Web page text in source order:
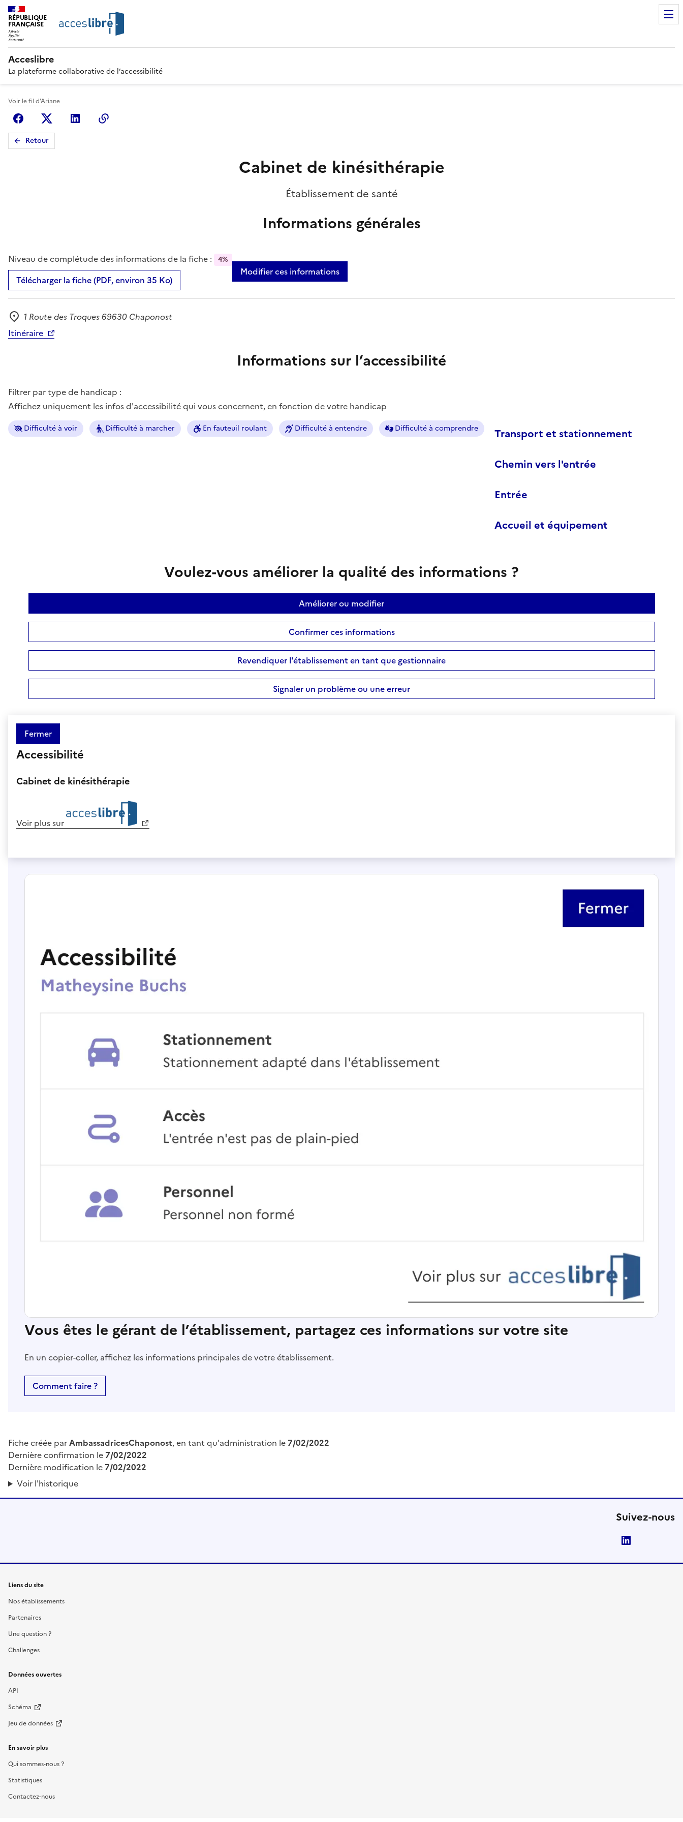
RÉPUBLIQUE
FRANÇAISE
Acceslibre
La plateforme collaborative de l’accessibilité
Voir le fil d'Ariane
FacebookX (anciennement Twitter)
Linkedin
Retour
Cabinet de kinésithérapie
Établissement de santé
Informations générales
Niveau de complétude des informations de la fiche : 4%
Télécharger la fiche (PDF, environ 35 Ko)
Modifier ces informations
Adresse
1 Route des Troques 69630 Chaponost
Itinéraire
Informations sur l’accessibilité
Filtrer par type de handicap :
Affichez uniquement les infos d'accessibilité qui vous concernent, en fonction de votre handicap
Difficulté à voir Difficulté à marcher En fauteuil roulant Difficulté à entendre Difficulté à comprendre
Transport et stationnement
Chemin vers l'entrée
Entrée
Accueil et équipement
Voulez-vous améliorer la qualité des informations ?
Améliorer ou modifier
Confirmer ces informations
Revendiquer l'établissement en tant que gestionnaire
Signaler un problème ou une erreur
Fermer
Accessibilité
Cabinet de kinésithérapie
Voir plus sur
Vous êtes le gérant de l’établissement, partagez ces informations sur votre site
En un copier-coller, affichez les informations principales de votre établissement.
Comment faire ?
Fiche créée parAmbassadricesChaponost, en tant qu'administration le 7/02/2022
Dernière confirmation le 7/02/2022
Dernière modification le 7/02/2022
Voir l'historique
Suivez-nous
Liens du site
Nos établissements
Partenaires
Une question ?
Challenges
Données ouvertes
API
Schéma
Jeu de données
En savoir plus
Qui sommes-nous ?
Statistiques
Contactez-nous